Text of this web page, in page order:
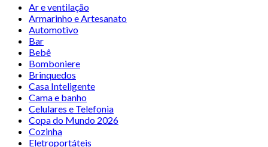
Ar e ventilação
Armarinho e Artesanato
Automotivo
Bar
Bebê
Bomboniere
Brinquedos
Casa Inteligente
Cama e banho
Celulares e Telefonia
Copa do Mundo 2026
Cozinha
Eletroportáteis